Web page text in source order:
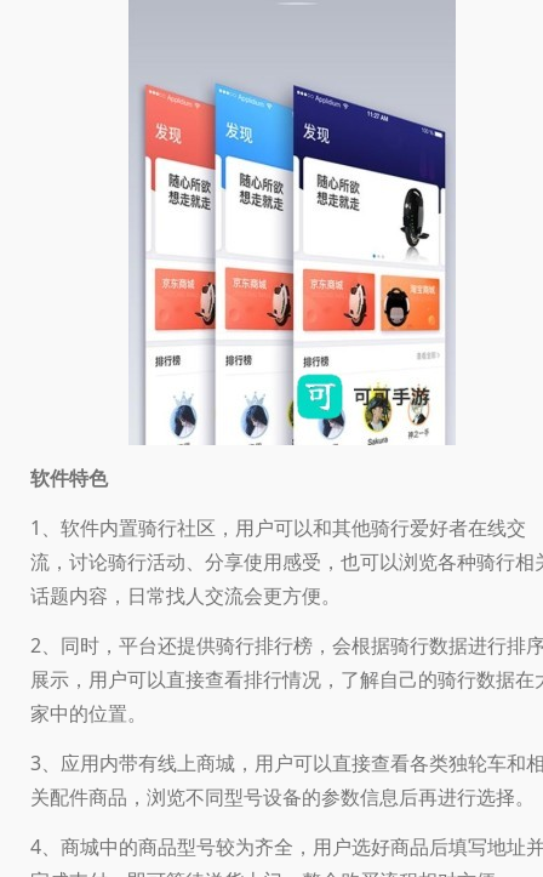
软件特色
1、软件内置骑行社区，用户可以和其他骑行爱好者在线交
流，讨论骑行活动、分享使用感受，也可以浏览各种骑行相
话题内容，日常找人交流会更方便。
2、同时，平台还提供骑行排行榜，会根据骑行数据进行排
展示，用户可以直接查看排行情况，了解自己的骑行数据在
家中的位置。
3、应用内带有线上商城，用户可以直接查看各类独轮车和
关配件商品，浏览不同型号设备的参数信息后再进行选择。
4、商城中的商品型号较为齐全，用户选好商品后填写地址